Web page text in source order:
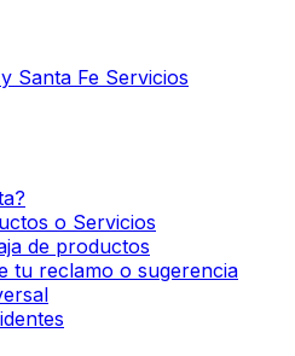
Santa Fe Servicios
o Servicios
de productos
tu reclamo o sugerencia